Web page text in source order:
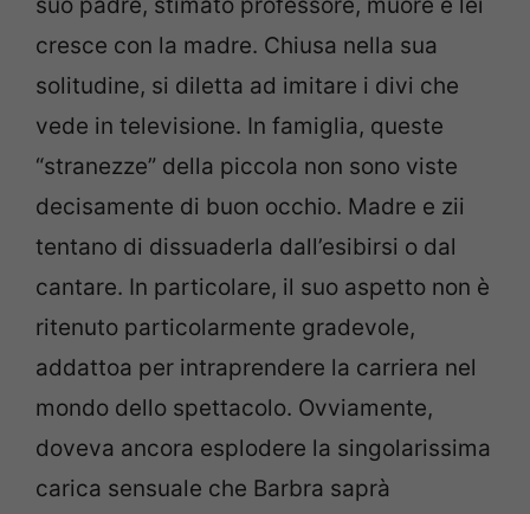
suo padre, stimato professore, muore e lei
cresce con la madre. Chiusa nella sua
solitudine, si diletta ad imitare i divi che
vede in televisione. In famiglia, queste
“stranezze” della piccola non sono viste
decisamente di buon occhio. Madre e zii
tentano di dissuaderla dall’esibirsi o dal
cantare. In particolare, il suo aspetto non è
ritenuto particolarmente gradevole,
addattoa per intraprendere la carriera nel
mondo dello spettacolo. Ovviamente,
doveva ancora esplodere la singolarissima
carica sensuale che Barbra saprà